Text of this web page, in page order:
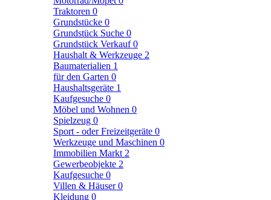
Traktoren 0
Grundstücke 0
Grundstück Suche 0
Grundstück Verkauf0
Haushalt & Werkzeuge 2
Baumaterialien 1
für den Garten 0
Haushaltsgeräte 1
Kaufgesuche 0
Möbel und Wohnen 0
Spielzeug 0
Sport - oder Freizeitgeräte 0
Werkzeuge und Maschinen 0
Immobilien Markt 2
Gewerbeobjekte 2
Kaufgesuche 0
Villen & Häuser0
Kleidung 0